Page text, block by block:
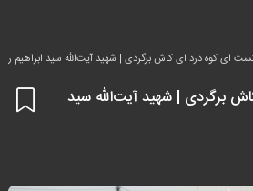
ای کوه درد ای کاش برگردی | شهید آیت‌الله سید ابراهیم
برگردی | شهید آیت‌الله سید